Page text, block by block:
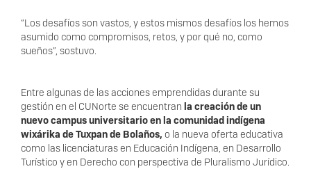
“Los desafíos son vastos, y estos mismos desafíos los hemos
asumido como compromisos, retos, y por qué no, como
sueños”, sostuvo.
Entre algunas de las acciones emprendidas durante su
gestión en el CUNorte se encuentran la creación de un
nuevo campus universitario en la comunidad indígena
wixárika de Tuxpan de Bolaños, o la nueva oferta educativa
como las licenciaturas en Educación Indígena, en Desarrollo
Turístico y en Derecho con perspectiva de Pluralismo Jurídico.